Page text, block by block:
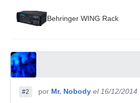
Behringer WING Rack
#2 por Mr. Nobody el 16/12/2014